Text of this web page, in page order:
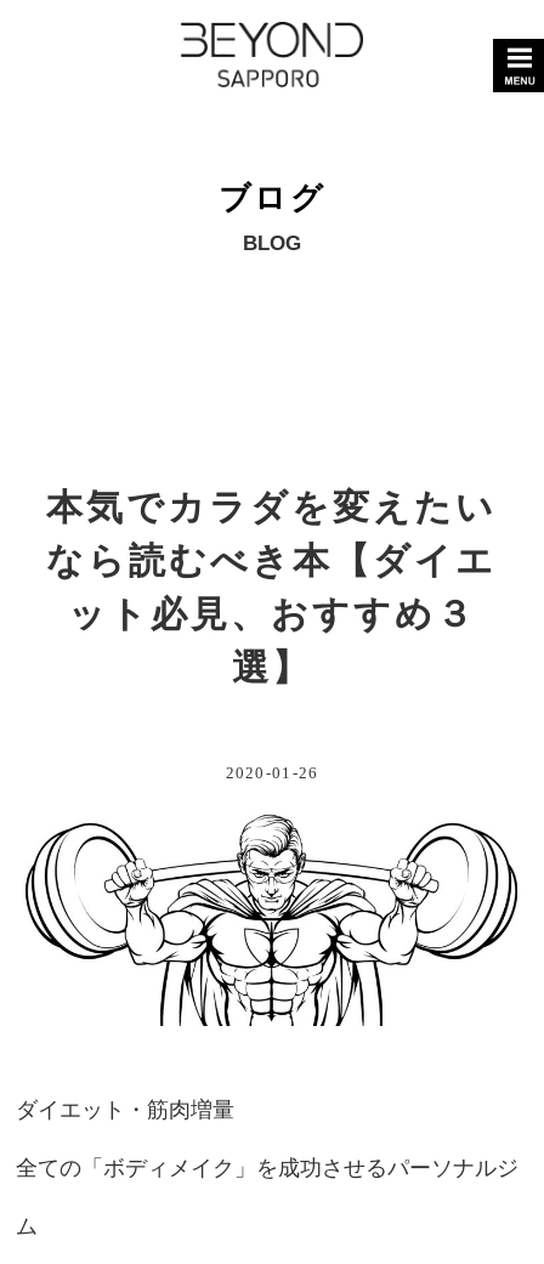
ブログ
BLOG
本気でカラダを変えたい
なら読むべき本【ダイエ
ット必見、おすすめ３
選】
2020-01-26
ダイエット・筋肉増量
全ての「ボディメイク」を成功させるパーソナルジ
ム